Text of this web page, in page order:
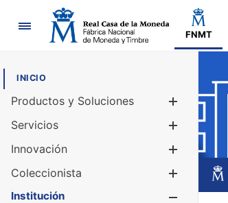
Navegación
FNMT
INICIO
Productos y Soluciones
Servicios
Innovación
Coleccionista
Institución